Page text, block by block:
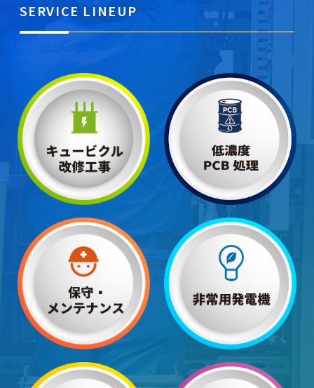
SERVICE LINEUP